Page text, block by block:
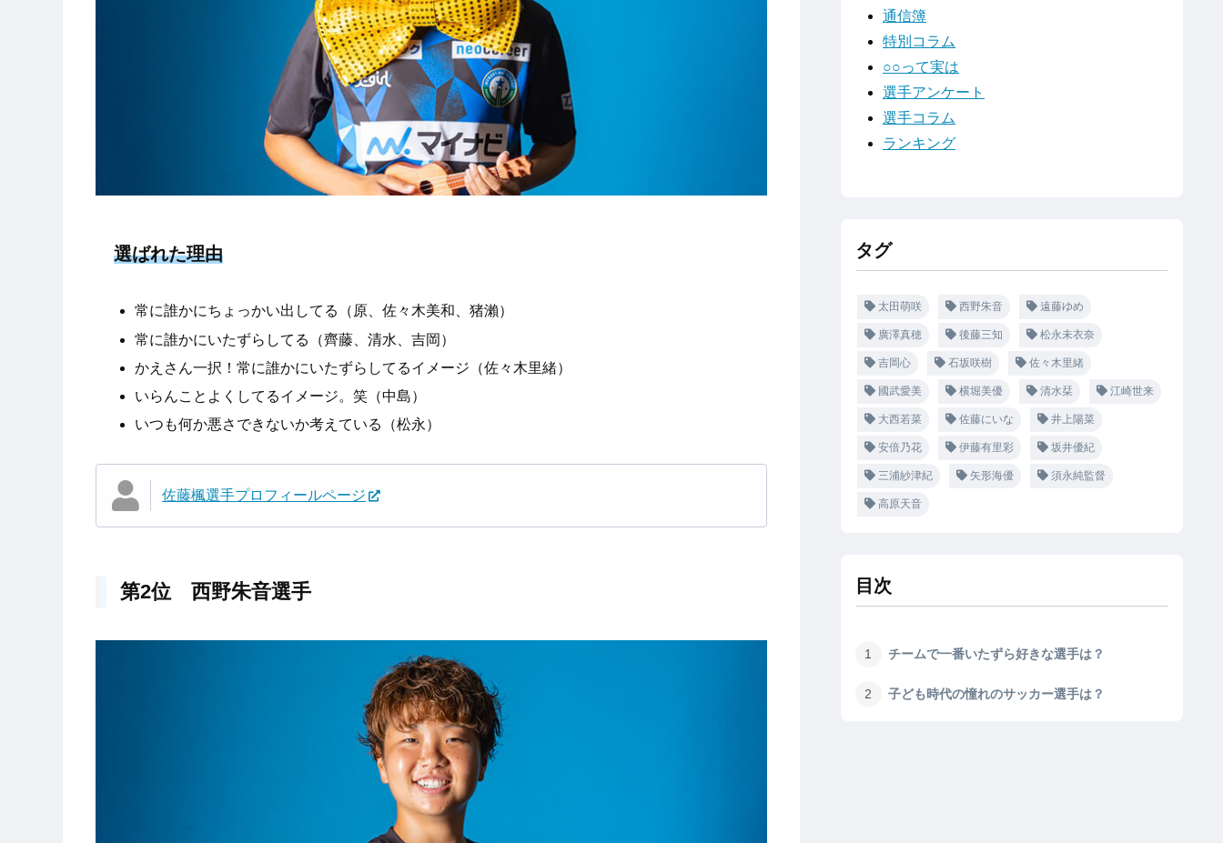
選ばれた理由
常に誰かにちょっかい出してる（原、佐々木美和、猪瀨）
常に誰かにいたずらしてる（齊藤、清水、吉岡）
かえさん一択！常に誰かにいたずらしてるイメージ（佐々木里緒）
いらんことよくしてるイメージ。笑（中島）
いつも何か悪さできないか考えている（松永）
佐藤楓選手プロフィールページ
第2位 西野朱音選手
通信簿
特別コラム
○○って実は
選手アンケート
選手コラム
ランキング
タグ
太田萌咲 西野朱音 遠藤ゆめ
廣澤真穂 後藤三知 松永未衣奈
吉岡心 石坂咲樹 佐々木里緒
國武愛美 横堀美優 清水栞 江崎世来
大西若菜 佐藤にいな 井上陽菜
安倍乃花 伊藤有里彩 坂井優紀
三浦紗津紀 矢形海優 須永純監督
高原天音
目次
チームで一番いたずら好きな選手は？
子ども時代の憧れのサッカー選手は？